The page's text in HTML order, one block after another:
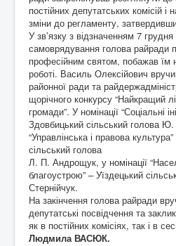
постійних депутатських комісій і
зміни до регламенту, затвердивши
У зв’язку з відзначенням 7
самоврядування голова райради
професійним святом, побажав їм
роботі. Василь Олексійович
районної ради та
щорічного конкурсу “Найкращий
громади”. У номінації “Соціальні
Здовбицький сільський голова
“Управлінська і правова
сільський голова
Л. П. Андрощук, у номінації
благоустрою” – Уїздецький
Стернійчук.
На закінчення голова райради
депутатські посвідчення та
як в постійних комісіях, так і в
Людмила ВАСЮК.